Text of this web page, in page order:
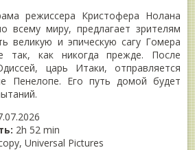
режиссера Кристофера Нолана
всему миру, предлагает зрителям
великую и эпическую сагу Гомера
так, как никогда прежде. После
царь Итаки, отправляется
Пенелопе. Его путь домой будет
2h 52 min
Universal Pictures